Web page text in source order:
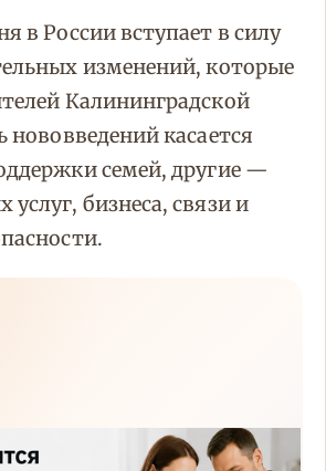
в России вступает в силу
изменений, которые
Калининградской
нововведений касается
семей, другие —
бизнеса, связи и